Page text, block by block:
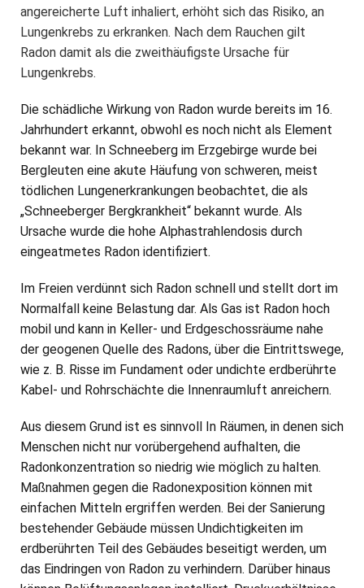
angereicherte Luft inhaliert, erhöht sich das Risiko, an
Lungenkrebs zu erkranken. Nach dem Rauchen gilt
Radon damit als die zweithäufigste Ursache für
Lungenkrebs.
Die schädliche Wirkung von Radon wurde bereits im 16.
Jahrhundert erkannt, obwohl es noch nicht als Element
bekannt war. In Schneeberg im Erzgebirge wurde bei
Bergleuten eine akute Häufung von schweren, meist
tödlichen Lungenerkrankungen beobachtet, die als
„Schneeberger Bergkrankheit“ bekannt wurde. Als
Ursache wurde die hohe Alphastrahlendosis durch
eingeatmetes Radon identifiziert.
Im Freien verdünnt sich Radon schnell und stellt dort im
Normalfall keine Belastung dar. Als Gas ist Radon hoch
mobil und kann in Keller- und Erdgeschossräume nahe
der geogenen Quelle des Radons, über die Eintrittswege,
wie z. B. Risse im Fundament oder undichte erdberührte
Kabel- und Rohrschächte die Innenraumluft anreichern.
Aus diesem Grund ist es sinnvoll In Räumen, in denen sich
Menschen nicht nur vorübergehend aufhalten, die
Radonkonzentration so niedrig wie möglich zu halten.
Maßnahmen gegen die Radonexposition können mit
einfachen Mitteln ergriffen werden. Bei der Sanierung
bestehender Gebäude müssen Undichtigkeiten im
erdberührten Teil des Gebäudes beseitigt werden, um
das Eindringen von Radon zu verhindern. Darüber hinaus